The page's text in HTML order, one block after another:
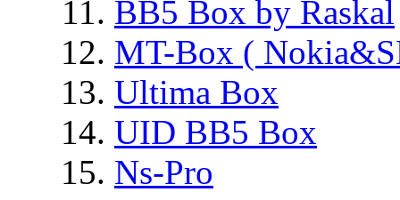
BB5 Box by Raskal
MT-Box (
Ultima Box
UID BB5 Box
Ns-Pro